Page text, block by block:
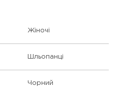
Жіночі
Шльопанці
Чорний